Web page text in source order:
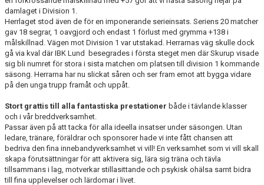
damlaget i Division 1.
Herrlaget stod även de för en imponerande serieinsats. Seriens 20 matcher
gav 18 segrar, 1 oavgjord och endast 1 förlust med grymma +138 i
målskillnad. Vägen mot Division 1 var utstakad. Herrarnas väg skulle dock
gå via kval där IBK Lund
besegrades i första steget men där Skurup visade
sig bli numret för stora i sista matchen om platsen till division 1 kommande
säsong. Herrarna har nu slickat såren och ser fram emot att bygga vidare
på den unga trupp framåt och uppåt.
Stort grattis till alla fantastiska prestationer både i tävlande klasser
och i vår breddverksamhet.
Passar även på att tacka för alla ideella insatser under säsongen. Utan
ledare, tränare, föräldrar och sponsorer hade vi inte fått chansen att
bedriva den fina innebandyverksamhet vi vill! En verksamhet som vi vill skall
skapa förutsättningar för att aktivera sig, lära sig träna och tävla
tillsammans i lag, motverkar stillasittande och psykisk ohälsa samt bidra
till fina upplevelser och lärdomar i livet.